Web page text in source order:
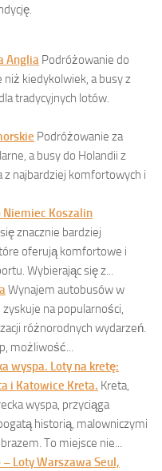
Anglia Podróżowanie do
niż kiedykolwiek, a busy z
tradycyjnych lotów.
Podróżowanie za
a busy do Holandii z
najbardziej komfortowych i
Niemiec Koszalin
znacznie bardziej
oferują komfortowe i
Wybierając się z...
Wynajem autobusów w
na popularności,
różnorodnych wydarzeń.
możliwość...
wyspa. Loty na kretę:
i Katowice Kreta. Kreta,
wyspa, przyciąga
historią, malowniczymi
To miejsce nie...
Loty Warszawa Seul,